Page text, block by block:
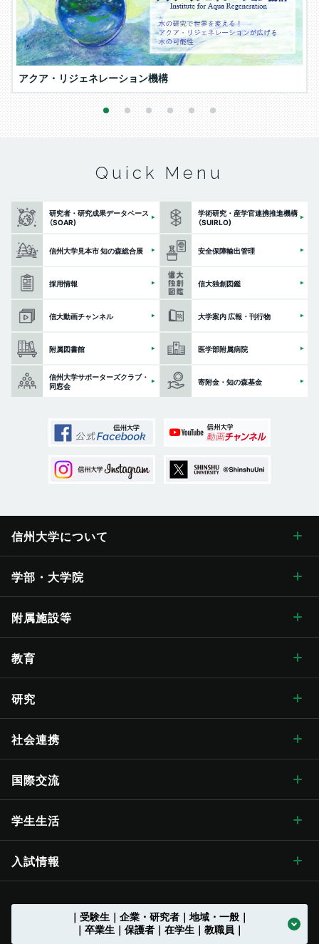
アクア・リジェネレーション機構
1 2 4 5
Quick Menu
研究者・研究成果データベース
（SOAR)
学術研究・産学官連携推進機構
（SUIRLO)
信州大学見本市 知の森総合展 安全保障輸出管理
採用情報 信大独創図鑑
信大動画チャンネル 大学案内 広報・刊行物
附属図書館 医学部附属病院
信州大学サポーターズクラブ・
同窓会
寄附金・知の森基金
信州大学について
信州大学について トップ
学長メッセージ
学長メッセージ トップ
入学式学長式辞
大学概要・理念
大学概要・理念 トップ
歴史・沿革 トップ
大学の歴史
学章・シンボルマーク
学章・シンボルマークトップ
学章等データの使用について
信州大学歌
信州大学の方針・取組
【グローバル版】グレーター・ユニバーシティ・ ビジョン
（VGSU Global）
中期目標・中期計画 / アクションプラン（行動計画）
長野（教育）キャンパス
長野（工学）キャンパス
伊那キャンパス
刊行物
広報誌「信大NOW」
広報誌「信大NOW」トップ
ソーシャルメディア公式アカウント一覧
情報公開 トップ
法人に関する情報
法人に関する情報 トップ
法人文書の情報公開
採用情報
採用情報 トップ
お知らせ一覧
学部・大学院
学部・大学院 トップ
人文学部
教育学部
経法学部
農学部
附属施設等
総合博物館
附属図書館
医学部附属病院
教育学部附属志賀自然教育研究施設
附属長野小学校
農学部附属アルプス圏フィールド科学教育研究センター
教育
教育 トップ
教育ハイライト
教育に関する目標と方針
教育に関する目標と方針 トップ
入学者受入れの方針（アドミッション･ポリシー）
教育の特色
環境マインドの育成
キャリア教育
研究
研究 トップ
研究ハイライト
アクア・リジェネレーション機構
先鋭領域融合研究群
社会実装研究クラスター トップ
共同研究・受託研究（産学連携）のご案内
社会連携
社会連携 トップ
社会連携の目標と特色
地域における連携活動
地域との連携協定
地域の方に向けた公開講座等 トップ
教職員の兼業について
国際交流
国際交流 トップ
グローバル化に向けた
学生生活
学生生活 トップ
学生総合支援センターの利用 トップ
授業料免除・奨学金
入試情報
学部入試案内（入試情報ポータル）
｜受験生｜企業・研究者｜地域・一般｜
｜卒業生｜保護者｜在学生｜教職員｜